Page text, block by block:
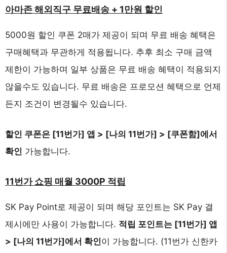
아마존 해외직구 무료배송 + 1만원 할인
5000원 할인 쿠폰 2매가 제공이 되며 무료 배송 혜택은
구매혜택과 무관하게 적용됩니다. 추후 최소 구매 금액
제한이 가능하며 일부 상품은 무료 배송 혜택이 적용되지
않을수도 있습니다. 무료 배송은 프로모션 혜택으로 언제
든지 조건이 변경될수 있습니다.
할인 쿠폰은 [11번가] 앱 > [나의 11번가] > [쿠폰함]에서
확인 가능합니다.
11번가 쇼핑 매월 3000P 적립
SK Pay Point로 제공이 되며 해당 포인트는 SK Pay 결
제시에만 사용이 가능합니다. 적립 포인트는 [11번가] 앱
> [나의 11번가]에서 확인이 가능합니다. (11번가 신한카